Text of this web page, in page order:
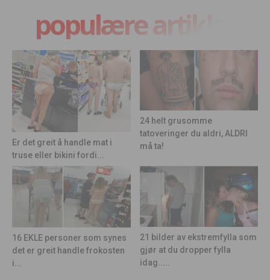
populære artikler
Er det greit å handle mat i
truse eller bikini fordi...
24 helt grusomme
tatoveringer du aldri, ALDRI
må ta!
16 EKLE personer som synes
det er greit handle frokosten
i...
21 bilder av ekstremfylla som
gjør at du dropper fylla
idag.....